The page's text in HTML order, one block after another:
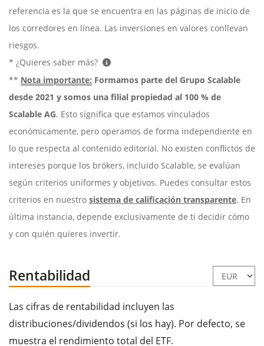
referencia es la que se encuentra en las páginas de inicio de
los corredores en línea. Las inversiones en valores conllevan
riesgos.
* ¿Quieres saber más?
** Nota importante: Formamos parte del Grupo Scalable
desde 2021 y somos una filial propiedad al 100 % de
Scalable AG. Esto significa que estamos vinculados
económicamente, pero operamos de forma independiente en
lo que respecta al contenido editorial. No existen conflictos de
intereses porque los brókers, incluido Scalable, se evalúan
según criterios uniformes y objetivos. Puedes consultar estos
criterios en nuestro sistema de calificación transparente. En
última instancia, depende exclusivamente de ti decidir cómo
y con quién quieres invertir.
Rentabilidad
Las cifras de rentabilidad incluyen las
distribuciones/dividendos (si los hay). Por defecto, se
muestra el rendimiento total del ETF.